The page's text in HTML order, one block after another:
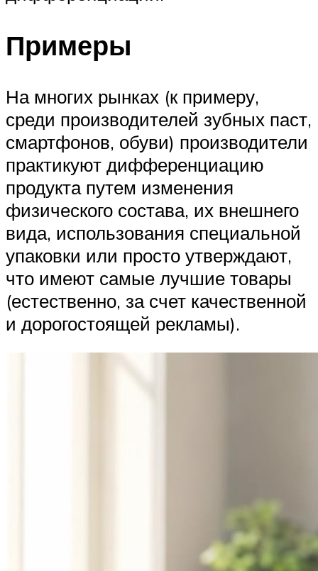
Примеры
На многих рынках (к примеру,
среди производителей зубных паст,
смартфонов, обуви) производители
практикуют дифференциацию
продукта путем изменения
физического состава, их внешнего
вида, использования специальной
упаковки или просто утверждают,
что имеют самые лучшие товары
(естественно, за счет качественной
и дорогостоящей рекламы).